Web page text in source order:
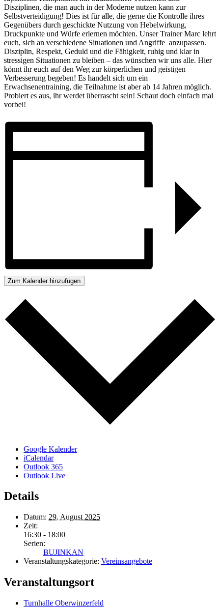
Disziplinen, die man auch in der Moderne nutzen kann zur
Selbstverteidigung! Dies ist für alle, die gerne die Kontrolle ihres
Gegenübers durch geschickte Nutzung von Hebelwirkung,
Druckpunkte und Würfe erlernen möchten. Unser Trainer Marc lehrt
euch, sich an verschiedene Situationen und Angriffe anzupassen.
Disziplin, Respekt, Geduld und die Fähigkeit, ruhig und klar in
stressigen Situationen zu bleiben – das wünschen wir uns alle. Hier
könnt ihr euch auf den Weg zur körperlichen und geistigen
Verbesserung begeben! Es handelt sich um ein
Erwachsenentraining, die Teilnahme ist aber ab 14 Jahren möglich.
Probiert es aus, ihr werdet überrascht sein! Schaut doch einfach mal
vorbei!
Zum Kalender hinzufügen
Google Kalender
iCalendar
Outlook 365
Outlook Live
Details
Datum: 29. August 2025
Zeit:
16:30 - 18:00
Serien:
BUJINKAN
Veranstaltungskategorie: Vereinsangebote
Veranstaltungsort
Turnhalle Oberwinzerfeld